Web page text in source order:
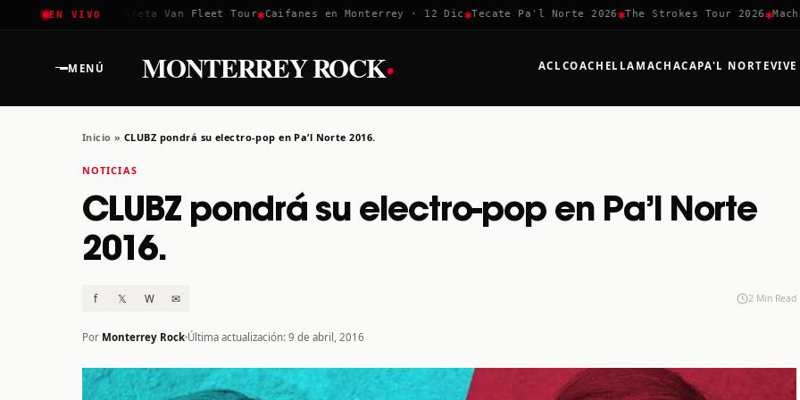
EN VIVO
Coachella 2026✱ Greta Van Fleet Tour✱Caifanes en Monterrey · 12 Dic ✱Tecate Pa'l Norte 2026✱The Strokes Tour 2026✱
MENÚ MONTERREY ROCK· ACLCOACHELLA MACHACAPA'L NORTE
Inicio » CLUBZ pondrá su electro-pop en Pa’l Norte 2016.
NOTICIAS
CLUBZ pondrá su electro-pop en Pa’l Norte
2016.
f 𝕏 W ✉ 2 Min Read
Por Monterrey Rock Última actualización: 9 de abril, 2016